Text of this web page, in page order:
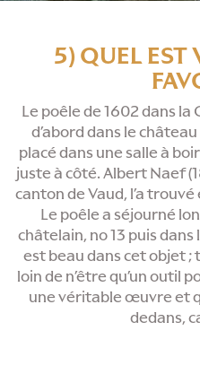
5) QUEL EST
Le poêle de 1602 dans
d’abord dans le
placé dans une salle à
juste à côté. Albert Naef
canton de Vaud, l’a
Le poêle a séjourné
châtelain, no 13 puis
est beau dans cet objet ;
loin de n’être qu’un outil
une véritable œuvre et
dedans,